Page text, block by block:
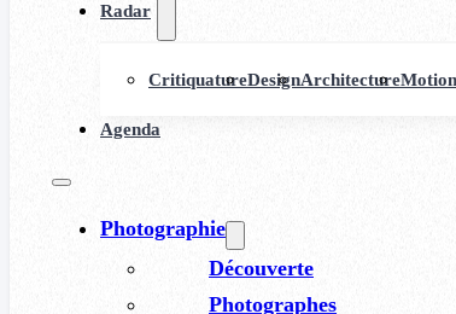
Radar
CritiquatureDesignArchitectureMotion
Agenda
Photographie
Découverte
Photographes